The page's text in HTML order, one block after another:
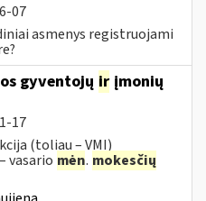
07
asmenys registruojami
gyventojų ir įmonių
17
(toliau – VMI)
vasario mėn. mokesčių